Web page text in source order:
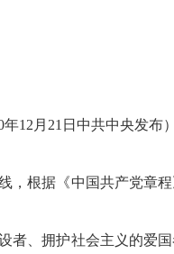
12月21日中共中央发布）
根据《中国共产党章程
、拥护社会主义的爱国